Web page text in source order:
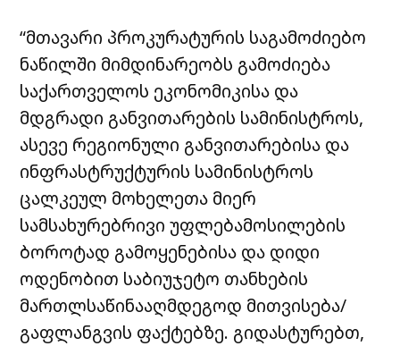
“მთავარი პროკურატურის საგამოძიებო
ნაწილში მიმდინარეობს გამოძიება
საქართველოს ეკონომიკისა და
მდგრადი განვითარების სამინისტროს,
ასევე რეგიონული განვითარებისა და
ინფრასტრუქტურის სამინისტროს
ცალკეულ მოხელეთა მიერ
სამსახურებრივი უფლებამოსილების
ბოროტად გამოყენებისა და დიდი
ოდენობით საბიუჯეტო თანხების
მართლსაწინააღმდეგოდ მითვისება/
გაფლანგვის ფაქტებზე. გიდასტურებთ,